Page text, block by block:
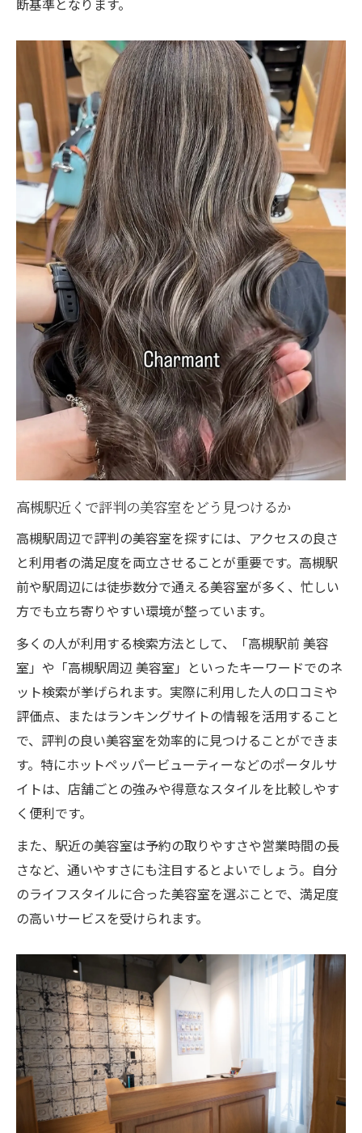
断基準となります。
高槻駅近くで評判の美容室をどう見つけるか
高槻駅周辺で評判の美容室を探すには、アクセスの良さ
と利用者の満足度を両立させることが重要です。高槻駅
前や駅周辺には徒歩数分で通える美容室が多く、忙しい
方でも立ち寄りやすい環境が整っています。
多くの人が利用する検索方法として、「高槻駅前 美容
室」や「高槻駅周辺 美容室」といったキーワードでのネ
ット検索が挙げられます。実際に利用した人の口コミや
評価点、またはランキングサイトの情報を活用すること
で、評判の良い美容室を効率的に見つけることができま
す。特にホットペッパービューティーなどのポータルサ
イトは、店舗ごとの強みや得意なスタイルを比較しやす
く便利です。
また、駅近の美容室は予約の取りやすさや営業時間の長
さなど、通いやすさにも注目するとよいでしょう。自分
のライフスタイルに合った美容室を選ぶことで、満足度
の高いサービスを受けられます。
ご予約はこちら
ご予約はこちら